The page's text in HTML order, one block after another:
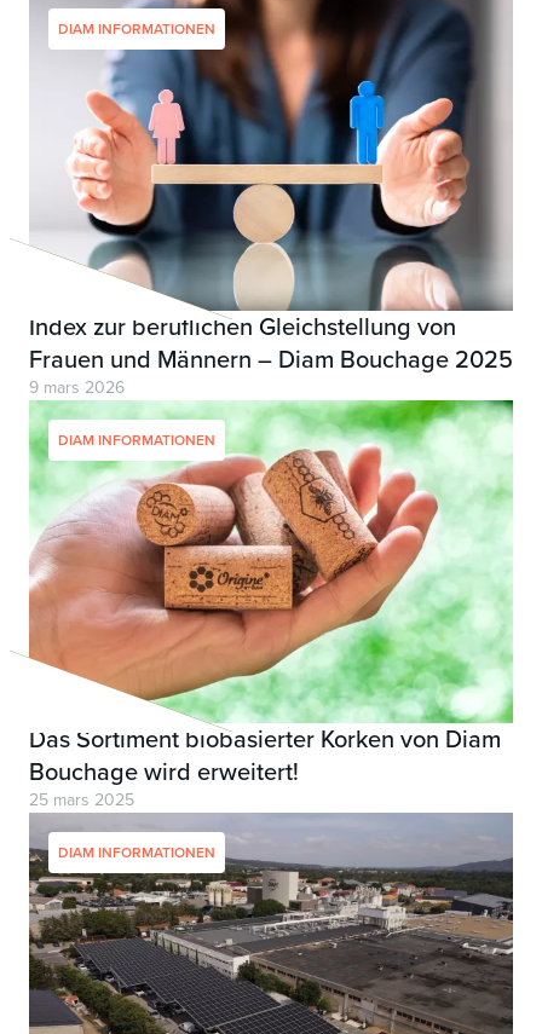
DIAM INFORMATIONEN
Index zur beruflichen Gleichstellung von
Frauen und Männern – Diam Bouchage 2025
9 mars 2026
DIAM INFORMATIONEN
Das Sortiment biobasierter Korken von Diam
Bouchage wird erweitert!
25 mars 2025
DIAM INFORMATIONEN